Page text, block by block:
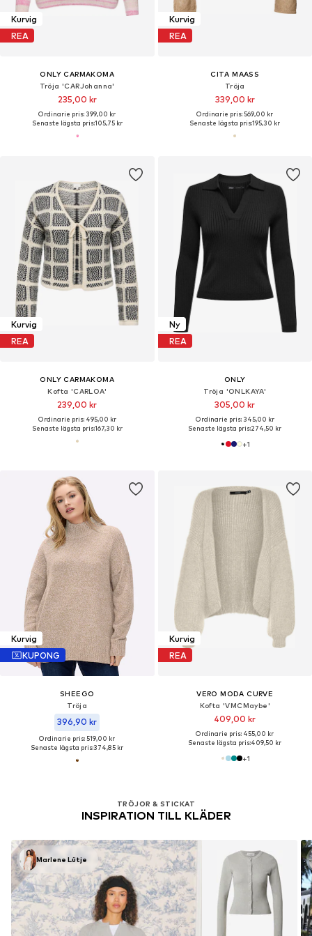
Kurvig
REA
ONLY CARMAKOMA
Tröja 'CARJohanna'
235,00 kr
Ordinarie pris: 399,00 kr
Senaste lägsta pris:105,75 kr
Kurvig
REA
CITA MAASS
Tröja
339,00 kr
Ordinarie pris: 569,00 kr
Senaste lägsta pris:195,30 kr
Kurvig
REA
ONLY CARMAKOMA
Kofta 'CARLOA'
239,00 kr
Ordinarie pris: 495,00 kr
Senaste lägsta pris:167,30 kr
Ny
REA
ONLY
Tröja 'ONLKAYA'
305,00 kr
Ordinarie pris: 345,00 kr
Senaste lägsta pris:274,50 kr
+1
Kurvig
KUPONG
SHEEGO
Tröja
396,90 kr
Ordinarie pris: 519,00 kr
Senaste lägsta pris:374,85 kr
Kurvig
REA
VERO MODA CURVE
Kofta 'VMCMaybe'
409,00 kr
Ordinarie pris: 455,00 kr
Senaste lägsta pris:409,50 kr
+1
TRÖJOR & STICKAT
INSPIRATION TILL KLÄDER
Marlene Lütje